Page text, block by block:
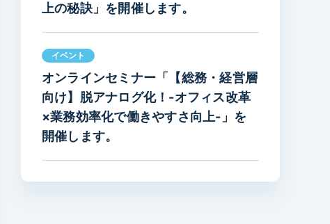
上の秘訣」を開催します。
イベント
オンラインセミナー「【総務・経営層
向け】脱アナログ化！-オフィス改革
×業務効率化で働きやすさ向上-」を
開催します。